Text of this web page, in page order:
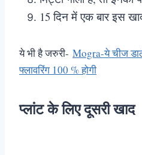
15 दिन में एक बार इस
ये भी है जरुरी- Mogra-ये चीज
फ्लावरिंग 100 % होगी
प्लांट के लिए दूसरी खाद